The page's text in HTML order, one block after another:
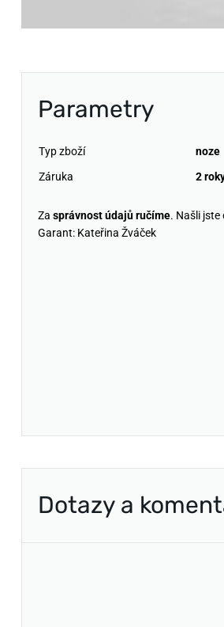
Parametry
Typ zboží
noze
Záruka
2
Za správnost údajů ručíme. Našli jste
Garant: Kateřina Žváček
Dotazy a